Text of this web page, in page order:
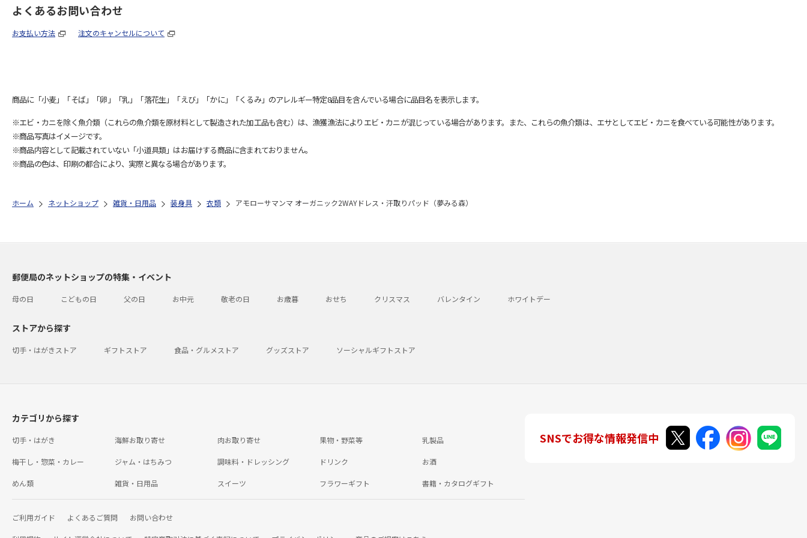
よくあるお問い合わせ
お支払い方法 注文のキャンセルについて
商品に「小麦」「そば」「卵」「乳」「落花生」「えび」「かに」「くるみ」のアレルギー特定8品目を含んでいる場合に品目名を表示します。
※エビ・カニを除く魚介類（これらの魚介類を原材料として製造された加工品も含む）は、漁獲漁法によりエビ・カニが混じっている場合があります。また、これらの魚介類は、エサとしてエビ・カニを食べている可能性があります。
※商品写真はイメージです。
※商品内容として記載されていない「小道具類」はお届けする商品に含まれておりません。
※商品の色は、印刷の都合により、実際と異なる場合があります。
ホーム ネットショップ 雑貨・日用品 装身具 衣類 アモローサマンマ オーガニック2WAYドレス・汗取りパッド（夢みる森）
郵便局のネットショップの特集・イベント
母の日 こどもの日 父の日 お中元 敬老の日 お歳暮 おせち クリスマス バレンタイン ホワイトデー
ストアから探す
切手・はがきストア ギフトストア 食品・グルメストア グッズストア ソーシャルギフトストア
カテゴリから探す
切手・はがき 海鮮お取り寄せ 肉お取り寄せ 果物・野菜等 乳製品
梅干し・惣菜・カレー ジャム・はちみつ 調味料・ドレッシング ドリンク お酒
めん類 雑貨・日用品 スイーツ フラワーギフト 書籍・カタログギフト
ご利用ガイド よくあるご質問 お問い合わせ
SNSでお得な情報発信中